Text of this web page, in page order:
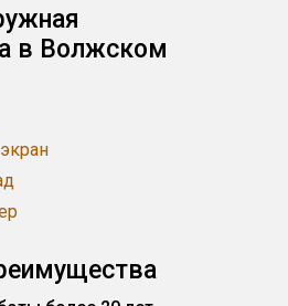
в Волжском